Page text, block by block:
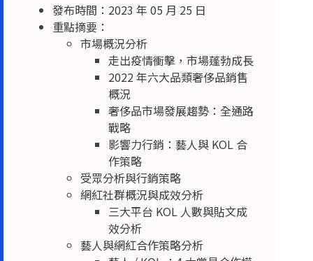
發布時間：2023 年 05 月 25 日
重點摘要：
市場概況分析
走出疫情衝擊，市場蓬勃成長
2022 年六大品類奢侈品銷售
概況
奢侈品市場發展趨勢：全通路
戰略
影響力行銷：藝人與 KOL 合
作策略
受眾分析與行銷策略
網紅社群概況與成效分析
三大平台 KOL 人數與貼文成
效分析
藝人與網紅合作策略分析